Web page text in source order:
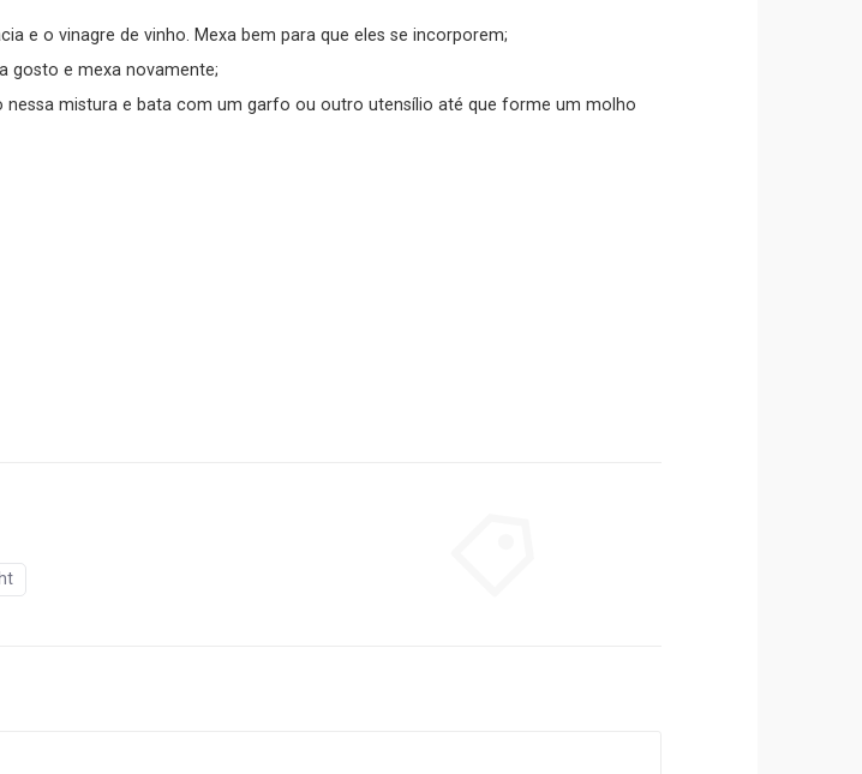
e o vinagre de vinho. Mexa bem para que eles se incorporem;
gosto e mexa novamente;
mistura e bata com um garfo ou outro utensílio até que forme um molho